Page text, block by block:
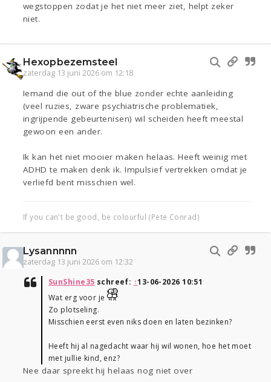
wegstoppen zodat je het niet meer ziet, helpt zeker
niet.
Hexopbezemsteel
zaterdag 13 juni 2026 om 12:18
Iemand die out of the blue zonder echte aanleiding
(veel ruzies, zware psychiatrische problematiek,
ingrijpende gebeurtenisen) wil scheiden heeft meestal
gewoon een ander.
Ik kan het niet mooier maken helaas. Heeft weinig met
ADHD te maken denk ik. Impulsief vertrekken omdat je
verliefd bent misschien wel.
If you can't be good, be colourful (Pete Conrad)
Lysannnnn
zaterdag 13 juni 2026 om 12:32
SunShine35 schreef: ↑13-06-2026 10:51
Wat erg voor je
Zo plotseling.
Misschien eerst even niks doen en laten bezinken?
Heeft hij al nagedacht waar hij wil wonen, hoe het moet
met jullie kind, enz?
Nee daar spreekt hij helaas nog niet over